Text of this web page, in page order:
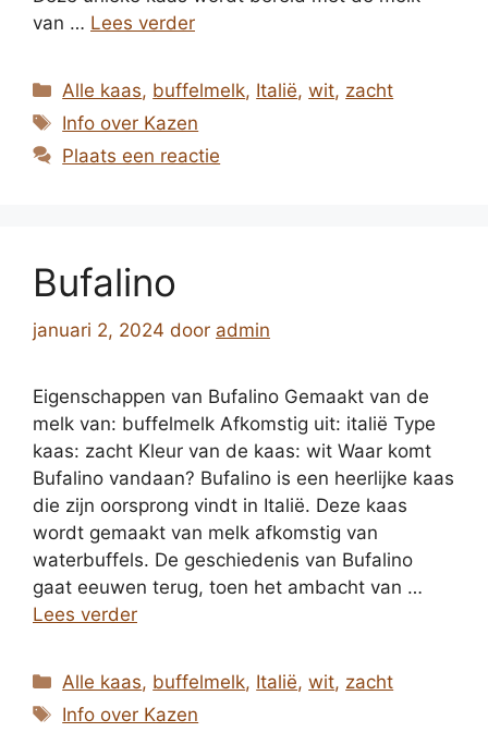
van … Lees verder
Categorieën
Alle kaas, buffelmelk, Italië,wit, zacht
Tags
Info over Kazen
Plaats een reactie
Bufalino
januari 2, 2024 door admin
Eigenschappen van Bufalino Gemaakt van de
melk van: buffelmelk Afkomstig uit: italië Type
kaas: zacht Kleur van de kaas: wit Waar komt
Bufalino vandaan? Bufalino is een heerlijke kaas
die zijn oorsprong vindt in Italië. Deze kaas
wordt gemaakt van melk afkomstig van
waterbuffels. De geschiedenis van Bufalino
gaat eeuwen terug, toen het ambacht van …
Lees verder
Categorieën
Alle kaas, buffelmelk, Italië,wit, zacht
Tags
Info over Kazen